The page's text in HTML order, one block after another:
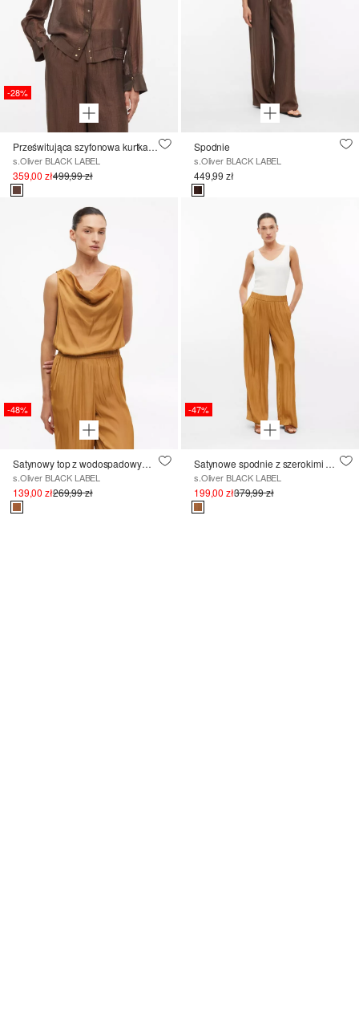
-28%
Prześwitująca szyfonowa kurtka z mieszanki z lyocellem z elastycznym dołem
s.Oliver BLACK LABEL
359,00 zł499,99 zł
Spodnie
s.Oliver BLACK LABEL
449,99 zł
-48%
Satynowy top z wodospadowym dekoltem
s.Oliver BLACK LABEL
139,00 zł269,99 zł
-47%
Satynowe spodnie z szerokimi nogawkami i gumką w pasie
s.Oliver BLACK LABEL
199,00 zł379,99 zł